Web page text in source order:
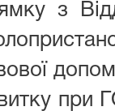
з
при